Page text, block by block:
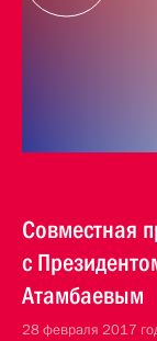
Совместная
с
Атамбаевым
28 февраля 2017